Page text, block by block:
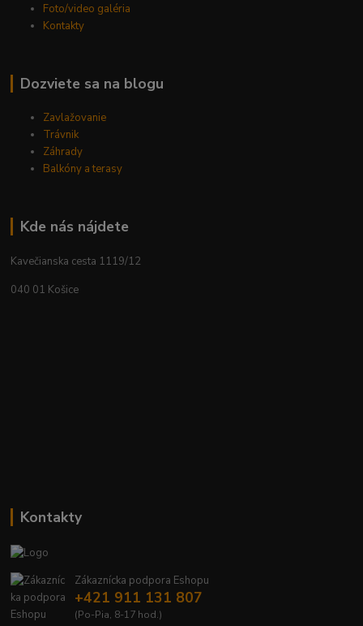
Foto/video galéria
Kontakty
Dozviete sa na blogu
Zavlažovanie
Trávnik
Záhrady
Balkóny a terasy
Kde nás nájdete
Kavečianska cesta 1119/12
040 01 Košice
Kontakty
Zákaznícka podpora Eshopu
+421 911 131 807
(Po-Pia, 8-17 hod.)